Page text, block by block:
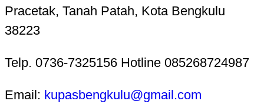
Pracetak, Tanah Patah, Kota Bengkulu
38223
Telp. 0736-7325156 Hotline 085268724987
Email: kupasbengkulu@gmail.com